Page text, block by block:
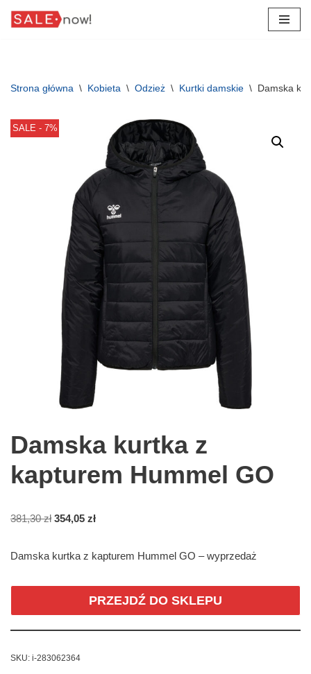
Strona główna \ Kobieta \ Odzież \ Kurtki damskie \ Damska
SALE - 7%
Damska kurtka z
kapturem Hummel GO
381,30zł 354,05 zł
Damska kurtka z kapturem Hummel GO – wyprzedaż
PRZEJDŹ DO SKLEPU
SKU: i-283062364